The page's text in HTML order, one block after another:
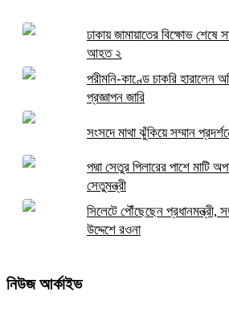
ঢাকায় জামায়াতের বিক্ষোভ শেষে
আহত ২
পরীমনি-কাণ্ডে চাকরি হারালেন
প্রজ্ঞাপন জারি
সংসদে মাথা ঝুঁকিয়ে সম্মান
পদ্মা সেতুর পিলারের পাশে মাটি
সেতুমন্ত্রী
সিলেটে পৌঁছেছেন প্রধানমন্ত্রী,
উদ্দেশে রওনা
নিউজ আর্কাইভ